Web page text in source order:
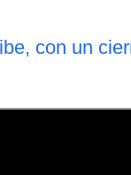
con un